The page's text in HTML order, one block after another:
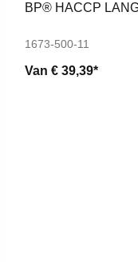
BP® HACCP
1673-500-11
Van € 39,39*